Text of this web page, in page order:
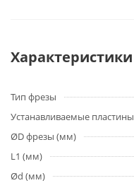
Характеристики
Тип фрезы
Устанавливаемые пластины
ØD фрезы (мм)
L1 (мм)
Ød (мм)